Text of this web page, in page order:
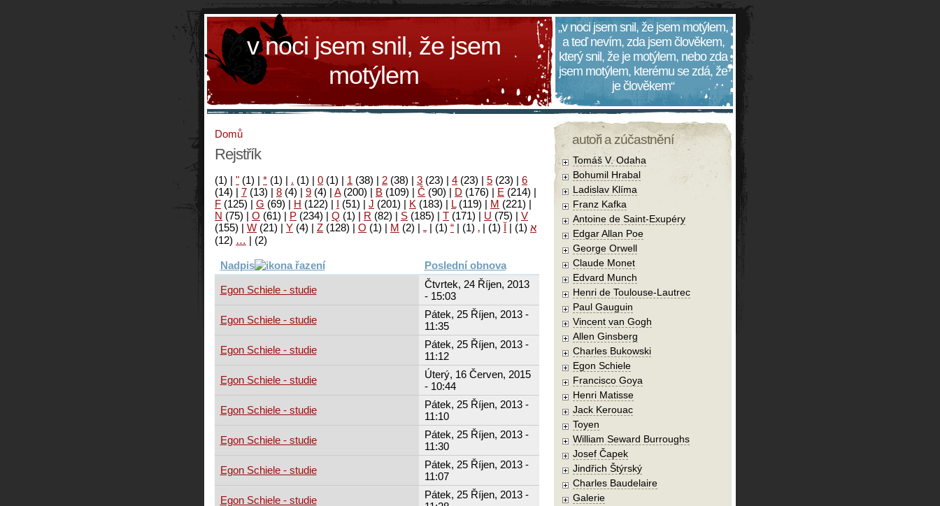
v noci jsem snil, že jsem
motýlem
„v noci jsem snil, že jsem motýlem,
a teď nevím, zda jsem člověkem,
který snil, že je motýlem, nebo zda
jsem motýlem, kterému se zdá, že
je člověkem“
Domů
Rejstřík
(1) | " (1) | * (1) | . (1) | 0 (1) | 1 (38) | 2 (38) | 3 (23) | 4 (23) | 5 (23) | 6
(14) | 7 (13) | 8 (4) | 9 (4) | A(200) | B (109) | Č (90) | D (176) | E (214) |
F (125) | G (69) | H (122) | I (51) | J (201) | K (183) | L(119) | M (221) |
N (75) | O (61) | P (234) | Q (1) | R (82) | S (185) | T (171) | U (75) | V
(155) | W (21) | Y (4) | Z (128) | Ο (1) | М (2) | א (1)
| آ (1)
|
‚
(1)
|
“
(1)
|
„
(2)
|
…
(12)
Nadpis Poslední obnova
Egon Schiele - studie
Čtvrtek, 24 Říjen, 2013
- 15:03
Egon Schiele - studie
Pátek, 25 Říjen, 2013 -
11:35
Egon Schiele - studie
Pátek, 25 Říjen, 2013 -
11:12
Egon Schiele - studie
Úterý, 16 Červen, 2015
- 10:44
Egon Schiele - studie
Pátek, 25 Říjen, 2013 -
11:10
Egon Schiele - studie
Pátek, 25 Říjen, 2013 -
11:30
Egon Schiele - studie
Pátek, 25 Říjen, 2013 -
11:07
Egon Schiele - studie
Pátek, 25 Říjen, 2013 -
autoři a zúčastnění
Tomáš V. Odaha
Bohumil Hrabal
Ladislav Klíma
Franz Kafka
Antoine de Saint-Exupéry
Edgar Allan Poe
George Orwell
Claude Monet
Edvard Munch
Henri de Toulouse-Lautrec
Paul Gauguin
Vincent van Gogh
Allen Ginsberg
Charles Bukowski
Egon Schiele
Francisco Goya
Henri Matisse
Jack Kerouac
Toyen
William Seward Burroughs
Josef Čapek
Jindřich Štýrský
Charles Baudelaire
Galerie